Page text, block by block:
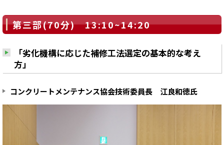
第三部(70分) 13:10~14:20
「劣化機構に応じた補修工法選定の基本的な考え
方」
コンクリートメンテナンス協会技術委員長 江良和徳氏